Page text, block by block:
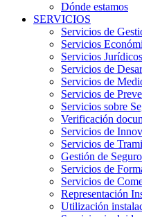
Dónde estamos
SERVICIOS
Servicios de
Servicios
Servicios Jurídicos
Servicios de
Servicios de
Servicios de
Servicios sobre
Verificación
Servicios de
Servicios de
Gestión de
Servicios de
Servicios de
Representación
Utilización